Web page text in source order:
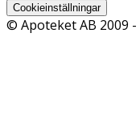
Cookieinställningar
© Apoteket AB 2009 -